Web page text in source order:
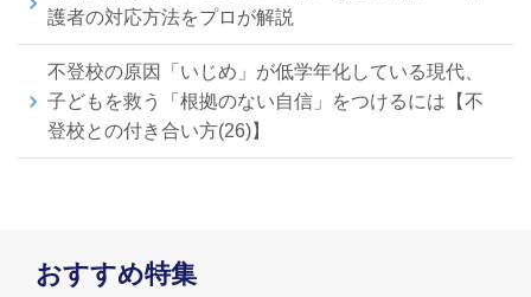
護者の対応方法をプロが解説
不登校の原因「いじめ」が低学年化している現代、
子どもを救う「根拠のない自信」をつけるには【不
登校との付き合い方(26)】
おすすめ特集